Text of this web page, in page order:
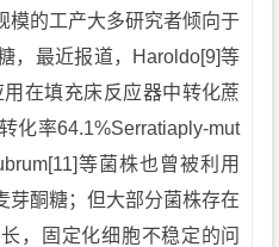
模的工产大多研究者倾向于
，最近报道，Haroldo[9]等
在填充床反应器中转化蔗
化率64.1%Serratiaply-mut
等菌株也曾被利用
芽酮糖；但大部分菌株存在
，固定化细胞不稳定的问